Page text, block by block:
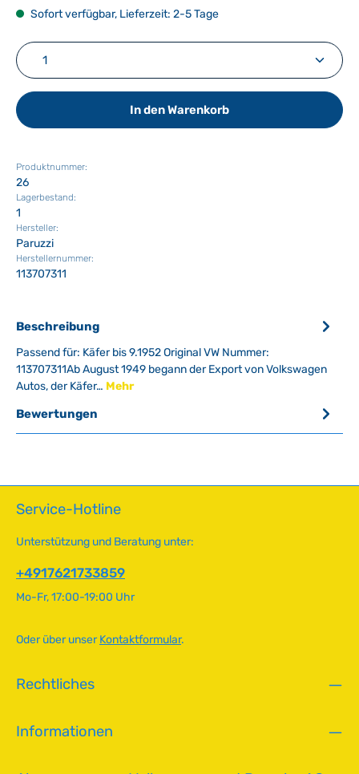
Sofort verfügbar, Lieferzeit: 2-5 Tage
Produkt Anzahl: Gib den gewünschten Wert ein
In den Warenkorb
Produktnummer:
26
Lagerbestand:
1
Hersteller:
Paruzzi
Herstellernummer:
113707311
Beschreibung
Passend für: Käfer bis 9.1952 Original VW Nummer:
113707311Ab August 1949 begann der Export von Volkswagen
Autos, der Käfer… Mehr
Bewertungen
Service-Hotline
Unterstützung und Beratung unter:
+4917621733859
Mo-Fr, 17:00-19:00 Uhr
Oder über unserKontaktformular.
Rechtliches
Informationen